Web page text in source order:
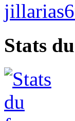
Stats